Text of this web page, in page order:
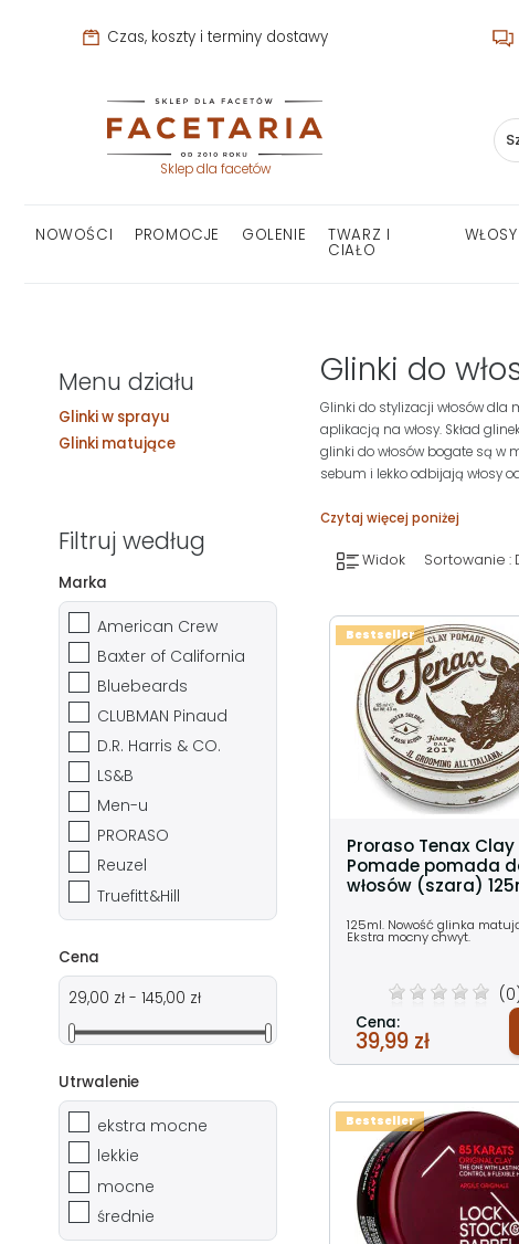
Czas, koszty i terminy dostawy
Sklep dla facetów
NOWOŚCI PROMOCJE GOLENIE TWARZ I
CIAŁO
WŁOSY
Menu działu
Glinki w sprayu
Glinki matujące
Filtruj według
Marka
American Crew
Baxter of California
Bluebeards
CLUBMAN Pinaud
D.R. Harris & CO.
LS&B
Men-u
PRORASO
Reuzel
Truefitt&Hill
Cena
29,00 zł - 145,00 zł
Utrwalenie
ekstra mocne
lekkie
mocne
średnie
Glinki do
Glinki do stylizacji włosów dla
aplikacją na włosy. Skład
glinki do włosów bogate są w
sebum i lekko odbijają włosy
Czytaj więcej poniżej
Widok Sortowanie :
Proraso Tenax Clay
Pomade pomada
włosów (szara)
125ml. Nowość glinka
Ekstra mocny chwyt.
Cena:
39,99 zł
Bestseller
Bestseller